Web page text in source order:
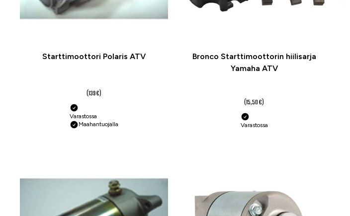
Starttimoottori Polaris ATV
(139 €)
Varastossa
Maahantuojalla
Bronco Starttimoottorin hiilisarja
Yamaha ATV
(15,50 €)
Varastossa